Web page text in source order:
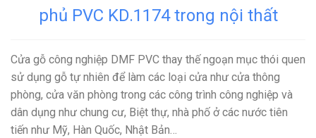
phủ PVC KD.1174 trong nội thất
Cửa gỗ công nghiệp DMF PVC thay thế ngoạn mục thói quen
sử dụng gỗ tự nhiên để làm các loại cửa như cửa thông
phòng, cửa văn phòng trong các công trình công nghiệp và
dân dụng như chung cư, Biệt thự, nhà phố ở các nước tiên
tiến như Mỹ, Hàn Quốc, Nhật Bản…